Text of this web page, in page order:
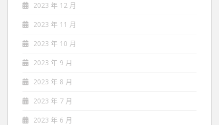
2023 年 12 月
2023 年 11 月
2023 年 10 月
2023 年 9 月
2023 年 8 月
2023 年 7 月
2023 年 6 月